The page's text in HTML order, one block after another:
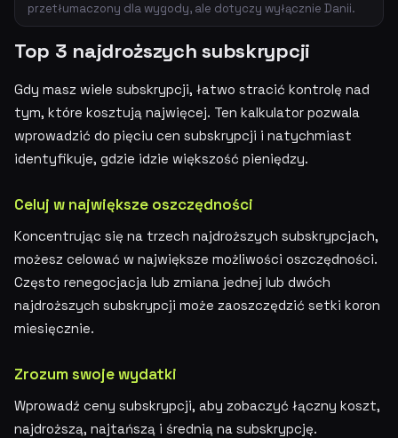
przetłumaczony dla wygody, ale dotyczy wyłącznie Danii.
Top 3 najdroższych subskrypcji
Gdy masz wiele subskrypcji, łatwo stracić kontrolę nad
tym, które kosztują najwięcej. Ten kalkulator pozwala
wprowadzić do pięciu cen subskrypcji i natychmiast
identyfikuje, gdzie idzie większość pieniędzy.
Celuj w największe oszczędności
Koncentrując się na trzech najdroższych subskrypcjach,
możesz celować w największe możliwości oszczędności.
Często renegocjacja lub zmiana jednej lub dwóch
najdroższych subskrypcji może zaoszczędzić setki koron
miesięcznie.
Zrozum swoje wydatki
Wprowadź ceny subskrypcji, aby zobaczyć łączny koszt,
najdroższą, najtańszą i średnią na subskrypcję.